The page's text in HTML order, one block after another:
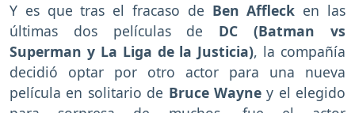
Y es que tras el fracaso de Ben Affleck en las
últimas dos películas de DC (Batman vs
Superman y La Liga de la Justicia), la compañía
decidió optar por otro actor para una nueva
película en solitario de Bruce Wayney el elegido